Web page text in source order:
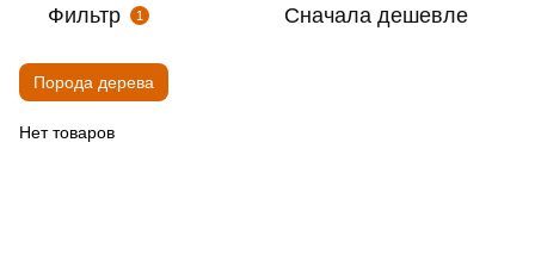
Фильтр 1 Сначала дешевле
Порода дерева
Нет товаров